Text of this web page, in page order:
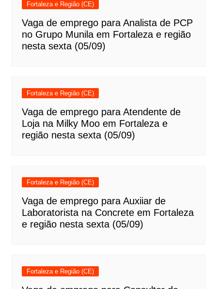
Fortaleza e Região (CE)
Vaga de emprego para Analista de PCP
no Grupo Munila em Fortaleza e região
nesta sexta (05/09)
Fortaleza e Região (CE)
Vaga de emprego para Atendente de
Loja na Milky Moo em Fortaleza e
região nesta sexta (05/09)
Fortaleza e Região (CE)
Vaga de emprego para Auxiiar de
Laboratorista na Concrete em Fortaleza
e região nesta sexta (05/09)
Fortaleza e Região (CE)